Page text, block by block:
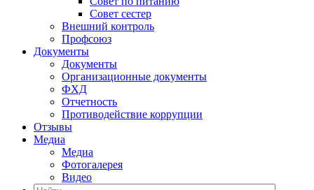
Совет сестер
Внешний контроль
Профсоюз
Документы
Документы
Организационные документы
ФХД
Отчетность
Противодействие коррупции
Отзывы
Медиа
Медиа
Фотогалерея
Видео